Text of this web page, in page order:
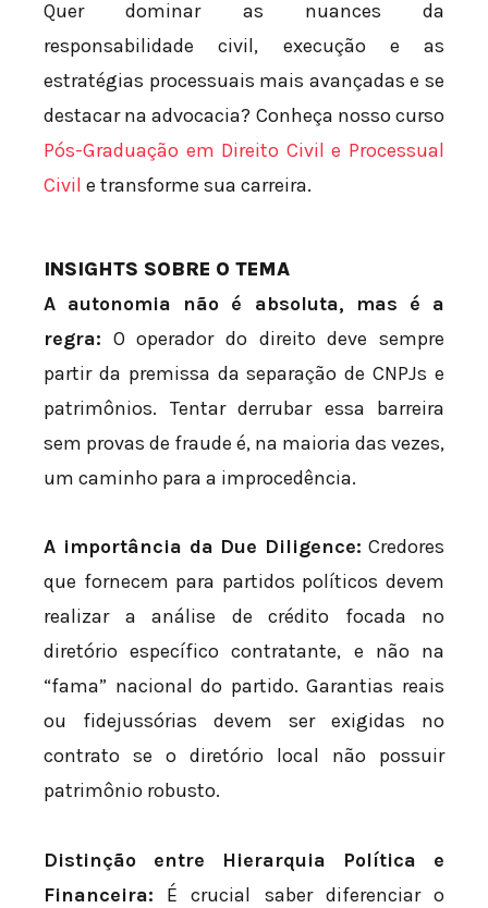
Quer dominar as nuances da
responsabilidade civil, execução e as
estratégias processuais mais avançadas e se
destacar na advocacia? Conheça nosso curso
Pós-Graduação em Direito Civil e Processual
Civil e transforme sua carreira.
INSIGHTS SOBRE O TEMA
A autonomia não é absoluta, mas é a
regra: O operador do direito deve sempre
partir da premissa da separação de CNPJs e
patrimônios. Tentar derrubar essa barreira
sem provas de fraude é, na maioria das vezes,
um caminho para a improcedência.
A importância da Due Diligence: Credores
que fornecem para partidos políticos devem
realizar a análise de crédito focada no
diretório específico contratante, e não na
“fama” nacional do partido. Garantias reais
ou fidejussórias devem ser exigidas no
contrato se o diretório local não possuir
patrimônio robusto.
Distinção entre Hierarquia Política e
Financeira: É crucial saber diferenciar o